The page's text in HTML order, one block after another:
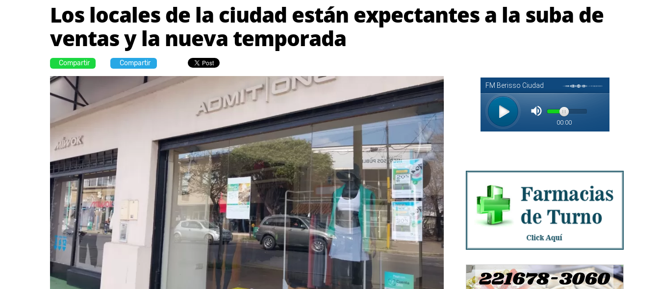
Los locales de la ciudad están expectantes a la suba de
ventas y la nueva temporada
Compartir Compartir